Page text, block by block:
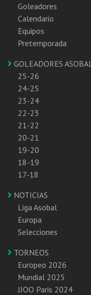
Goleadores
Calendario
Equipos
Pretemporada
GOLEADORES ASOBAL
25-26
24-25
23-24
22-23
21-22
20-21
19-20
18-19
17-18
NOTICIAS
Liga Asobal
Europa
Selecciones
TORNEOS
Europeo 2026
Mundial 2025
JJOO Paris 2024